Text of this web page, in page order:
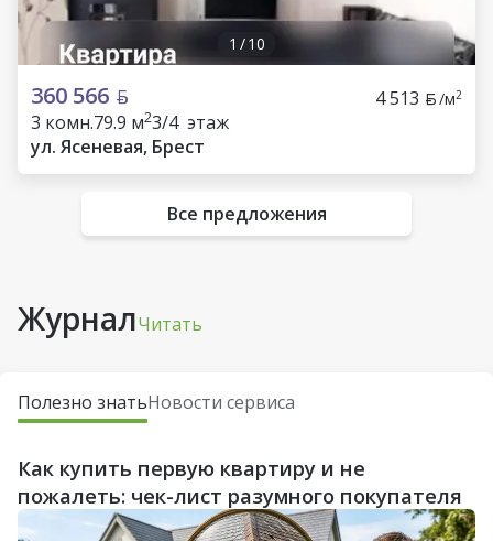
1 /10
360 566 4 513 /м2
3 комн.79.9 м23/4 этаж
ул. Ясеневая, Брест
Все предложения
ЖурналЧитать
Полезно знатьНовости сервиса
Как купить первую квартиру и не
пожалеть: чек-лист разумного покупателя